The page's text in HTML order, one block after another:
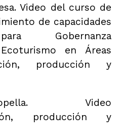
Video del curso de
de capacidades
Gobernanza
en Áreas
producción y
Video
producción y